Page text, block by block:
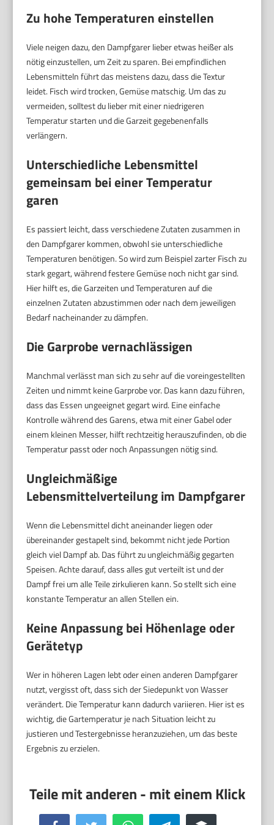
Zu hohe Temperaturen einstellen
Viele neigen dazu, den Dampfgarer lieber etwas heißer als
nötig einzustellen, um Zeit zu sparen. Bei empfindlichen
Lebensmitteln führt das meistens dazu, dass die Textur
leidet. Fisch wird trocken, Gemüse matschig. Um das zu
vermeiden, solltest du lieber mit einer niedrigeren
Temperatur starten und die Garzeit gegebenenfalls
verlängern.
Unterschiedliche Lebensmittel
gemeinsam bei einer Temperatur
garen
Es passiert leicht, dass verschiedene Zutaten zusammen in
den Dampfgarer kommen, obwohl sie unterschiedliche
Temperaturen benötigen. So wird zum Beispiel zarter Fisch zu
stark gegart, während festere Gemüse noch nicht gar sind.
Hier hilft es, die Garzeiten und Temperaturen auf die
einzelnen Zutaten abzustimmen oder nach dem jeweiligen
Bedarf nacheinander zu dämpfen.
Die Garprobe vernachlässigen
Manchmal verlässt man sich zu sehr auf die voreingestellten
Zeiten und nimmt keine Garprobe vor. Das kann dazu führen,
dass das Essen ungeeignet gegart wird. Eine einfache
Kontrolle während des Garens, etwa mit einer Gabel oder
einem kleinen Messer, hilft rechtzeitig herauszufinden, ob die
Temperatur passt oder noch Anpassungen nötig sind.
Ungleichmäßige
Lebensmittelverteilung im Dampfgarer
Wenn die Lebensmittel dicht aneinander liegen oder
übereinander gestapelt sind, bekommt nicht jede Portion
gleich viel Dampf ab. Das führt zu ungleichmäßig gegarten
Speisen. Achte darauf, dass alles gut verteilt ist und der
Dampf frei um alle Teile zirkulieren kann. So stellt sich eine
konstante Temperatur an allen Stellen ein.
Keine Anpassung bei Höhenlage oder
Gerätetyp
Wer in höheren Lagen lebt oder einen anderen Dampfgarer
nutzt, vergisst oft, dass sich der Siedepunkt von Wasser
verändert. Die Temperatur kann dadurch variieren. Hier ist es
wichtig, die Gartemperatur je nach Situation leicht zu
justieren und Testergebnisse heranzuziehen, um das beste
Ergebnis zu erzielen.